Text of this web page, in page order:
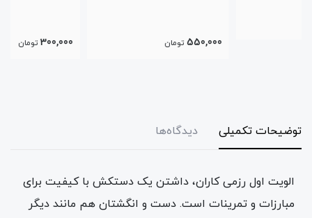
توضیحات تکمیلی دیدگاه‌ها
الویت اول رزمی کاران، داشتن یک دستکش با کیفیت برای
مبارزات و تمرینات است. دست و انگشتان هم مانند دیگر